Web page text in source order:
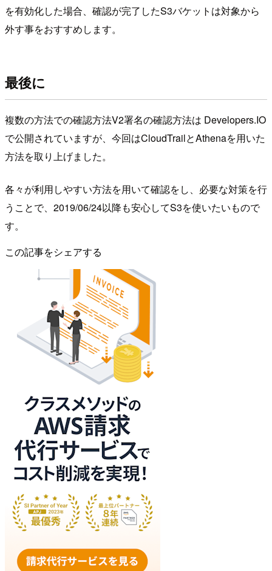
を有効化した場合、確認が完了したS3バケットは対象から
外す事をおすすめします。
最後に
複数の方法での確認方法V2署名の確認方法は Developers.IO
で公開されていますが、今回はCloudTrailとAthenaを用いた
方法を取り上げました。
各々が利用しやすい方法を用いて確認をし、必要な対策を行
うことで、2019/06/24以降も安心してS3を使いたいもので
す。
この記事をシェアする